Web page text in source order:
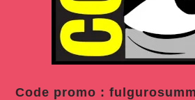
Code promo :